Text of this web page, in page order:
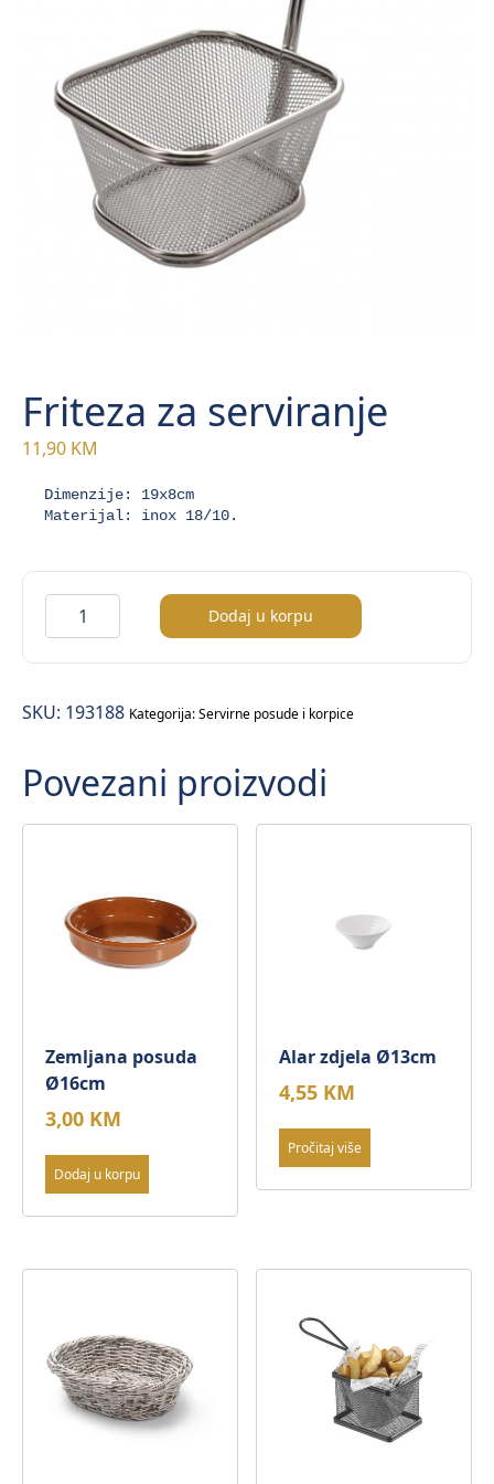
Friteza za serviranje
11,90 KM
Dimenzije: 19x8cm
Materijal: inox 18/10.
Friteza
za
serviranje
Dodaj u korpu
SKU: 193188 Kategorija:Servirne posude i korpice
Povezani proizvodi
Zemljana posuda
Ø16cm
3,00 KM
Dodaj u korpu
Alar zdjela Ø13cm
4,55 KM
Pročitaj više